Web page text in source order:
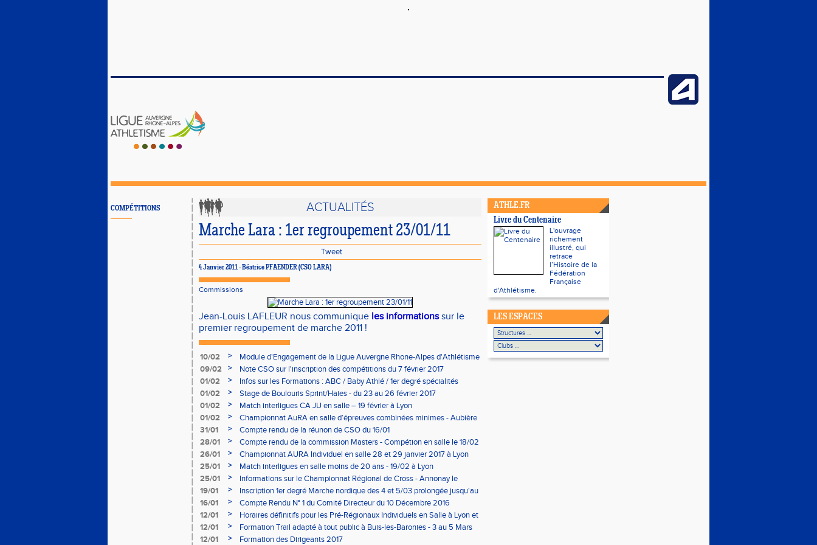
COMPÉTITIONS ACTUALITÉS
Marche Lara : 1er regroupement 23/01/11
Tweet
4 Janvier 2011 - Béatrice PFAENDER (CSO LARA)
Commissions
Jean-Louis LAFLEUR nous communique les informations sur le
premier regroupement de marche 2011 !
10/02 >
Module d'Engagement de la Ligue Auvergne Rhone-Alpes d'Athlétisme
09/02
>
Note CSO sur l'inscription des compétitions du 7 février 2017
01/02
>
Infos sur les Formations : ABC / Baby Athlé / 1er degré spécialités
01/02
>
Stage de Boulouris Sprint/Haies - du 23 au 26 février 2017
01/02
>
Match interligues CA JU en salle – 19 février à Lyon
01/02
>
Championnat AuRA en salle d’épreuves combinées minimes - Aubière
- le 12 février
31/01 >
Compte rendu de la réunon de CSO du 16/01
28/01
>
Compte rendu de la commission Masters - Compétion en salle le 18/02
à Bourgoin
26/01 >
Championnat AURA Individuel en salle 28 et 29 janvier 2017 à Lyon
25/01
>
Match interligues en salle moins de 20 ans - 19/02 à Lyon
25/01
>
Informations sur le Championnat Régional de Cross - Annonay le
05/02
19/01 >
Inscription 1er degré Marche nordique des 4 et 5/03 prolongée jusqu'au
03/02 (sous condition)
16/01 >
Compte Rendu N° 1 du Comité Directeur du 10 Décembre 2016
12/01
>
Horaires définitifs pour les Pré-Régionaux Individuels en Salle à Lyon et
Aubière
12/01 >
Formation Trail adapté à tout public à Buis-les-Baronies - 3 au 5 Mars
12/01
> Formation des Dirigeants 2017
ATHLE.FR
Livre du Centenaire
L'ouvrage
richement
illustré, qui
retrace
l’Histoire de la
Fédération
Française
d'Athlétisme.
LES ESPACES